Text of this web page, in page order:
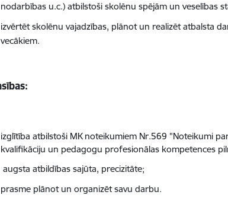
nodarbības u.c.) atbilstoši skolēnu spējām un veselības
izvērtēt skolēnu vajadzības, plānot un realizēt atbalsta
vecākiem.
izglītība atbilstoši MK noteikumiem Nr.569 "Noteikumi
kvalifikāciju un pedagogu profesionālas​ kompetences
augsta atbildības sajūta, precizitāte;
prasme plānot un organizēt savu darbu.